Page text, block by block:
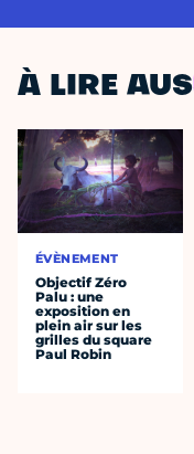
À LIRE
ÉVÈNEMENT
Objectif Zéro
Palu : une
exposition en
plein air sur les
grilles du square
Paul Robin